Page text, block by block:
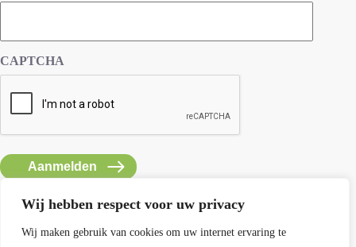
Wij hebben respect voor uw privacy
Wij maken gebruik van cookies om uw internet ervaring te
CAPTCHA